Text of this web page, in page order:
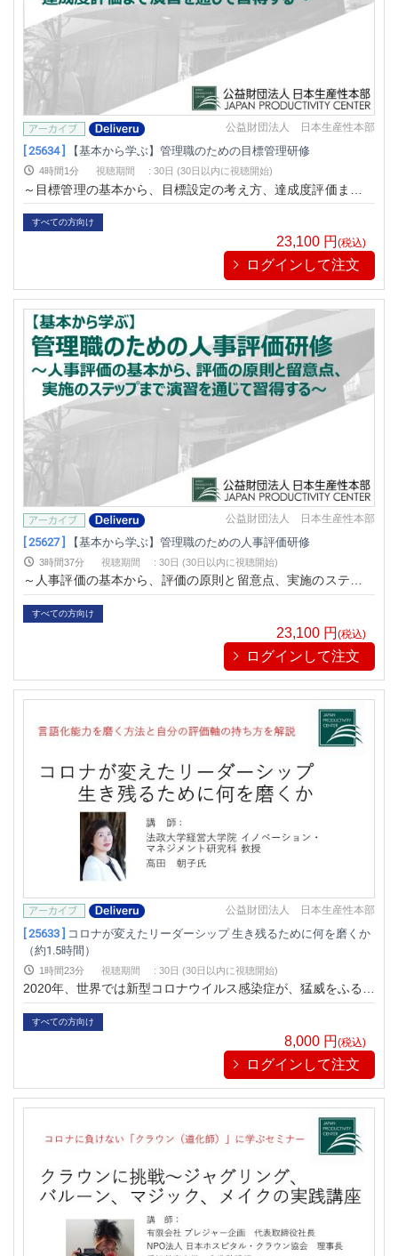
公益財団法人 日本生産性本部
[ 25634 ] 【基本から学ぶ】管理職のための目標管理研修
4時間1分 視聴期間 : 30日 (30日以内に視聴開始)
～目標管理の基本から、目標設定の考え方、達成度評価まで演
習を通じて習得する～
すべての方向け
23,100 円(税込)
ログインして注文
公益財団法人 日本生産性本部
[ 25627 ] 【基本から学ぶ】管理職のための人事評価研修
3時間37分 視聴期間 : 30日 (30日以内に視聴開始)
～人事評価の基本から、評価の原則と留意点、実施のステップ
まで演習を通じて習得する～
すべての方向け
23,100 円(税込)
ログインして注文
公益財団法人 日本生産性本部
[ 25633 ] コロナが変えたリーダーシップ 生き残るために何を磨くか
（約1.5時間）
1時間23分 視聴期間 : 30日 (30日以内に視聴開始)
2020年、世界では新型コロナウイルス感染症が、猛威をふるう
こととなりました。また日本国内でも感染拡大の影響が計り知
れません。これに伴い私たちのビジネス社会でも、働き方の新
しいスタイルが求められています。一例をあげれば、テレワー
クを実施する企業・組織が増え始めています。このような状況
下、今後のビジネスで必要な能力とは、果たして何が挙げられ
るのでしょうか。同ウエビナーでは、いつでもどこでも視聴期
間内であれば、何度でも繰り返し視聴/復習可能です。スキマ時
間や通勤時間を利用した視聴も効果的ですので、この機会にご
活用ください。
すべての方向け
8,000 円(税込)
ログインして注文